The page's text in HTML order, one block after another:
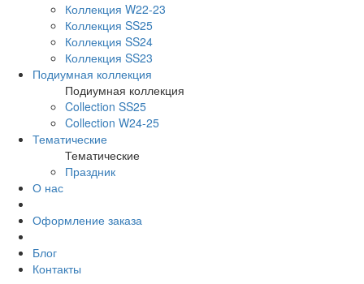
Коллекция W22-23
Коллекция SS25
Коллекция SS24
Коллекция SS23
Подиумная коллекция
Подиумная коллекция
Collection SS25
Collection W24-25
Тематические
Тематические
Праздник
О нас
Оформление заказа
Блог
Контакты